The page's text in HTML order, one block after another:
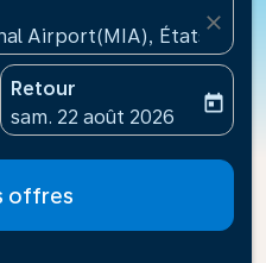
Airport(MIA), États-Unis
close
aria-label
Retour
fc-booking-return-date-
sam. 22 août 2026
today
offres